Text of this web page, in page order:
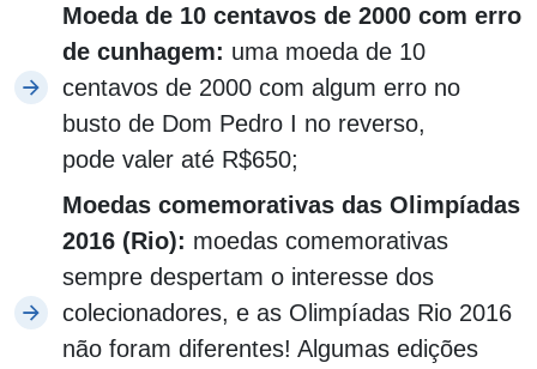
Moeda de 10 centavos de 2000 com erro
de cunhagem: uma moeda de 10
centavos de 2000 com algum erro no
busto de Dom Pedro I no reverso,
pode valer até R$650;
Moedas comemorativas das Olimpíadas
2016 (Rio): moedas comemorativas
sempre despertam o interesse dos
colecionadores, e as Olimpíadas Rio 2016
não foram diferentes! Algumas edições